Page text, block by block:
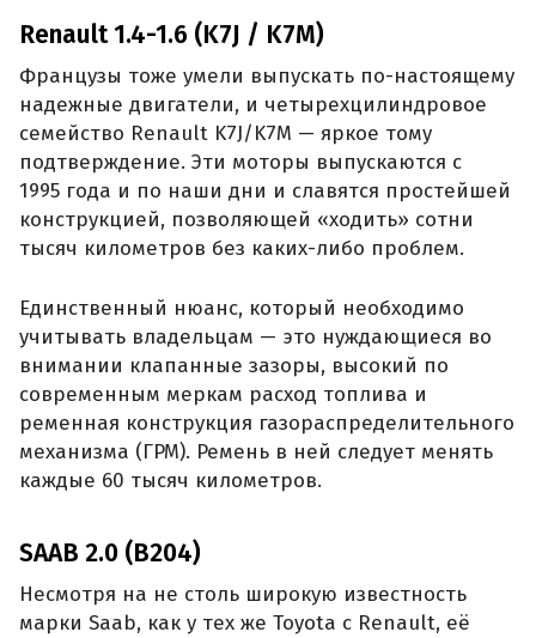
Renault 1.4-1.6 (K7J / K7M)
Французы тоже умели выпускать по-настоящему
надежные двигатели, и четырехцилиндровое
семейство Renault K7J/K7M — яркое тому
подтверждение. Эти моторы выпускаются с
1995 года и по наши дни и славятся простейшей
конструкцией, позволяющей «ходить» сотни
тысяч километров без каких-либо проблем.
Единственный нюанс, который необходимо
учитывать владельцам — это нуждающиеся во
внимании клапанные зазоры, высокий по
современным меркам расход топлива и
ременная конструкция газораспределительного
механизма (ГРМ). Ремень в ней следует менять
каждые 60 тысяч километров.
SAAB 2.0 (B204)
Несмотря на не столь широкую известность
марки Saab, как у тех же Toyota с Renault, её